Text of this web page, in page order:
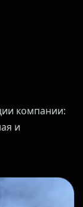
компании:
и